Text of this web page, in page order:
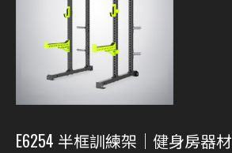
E6254 半框訓練架｜健身房器